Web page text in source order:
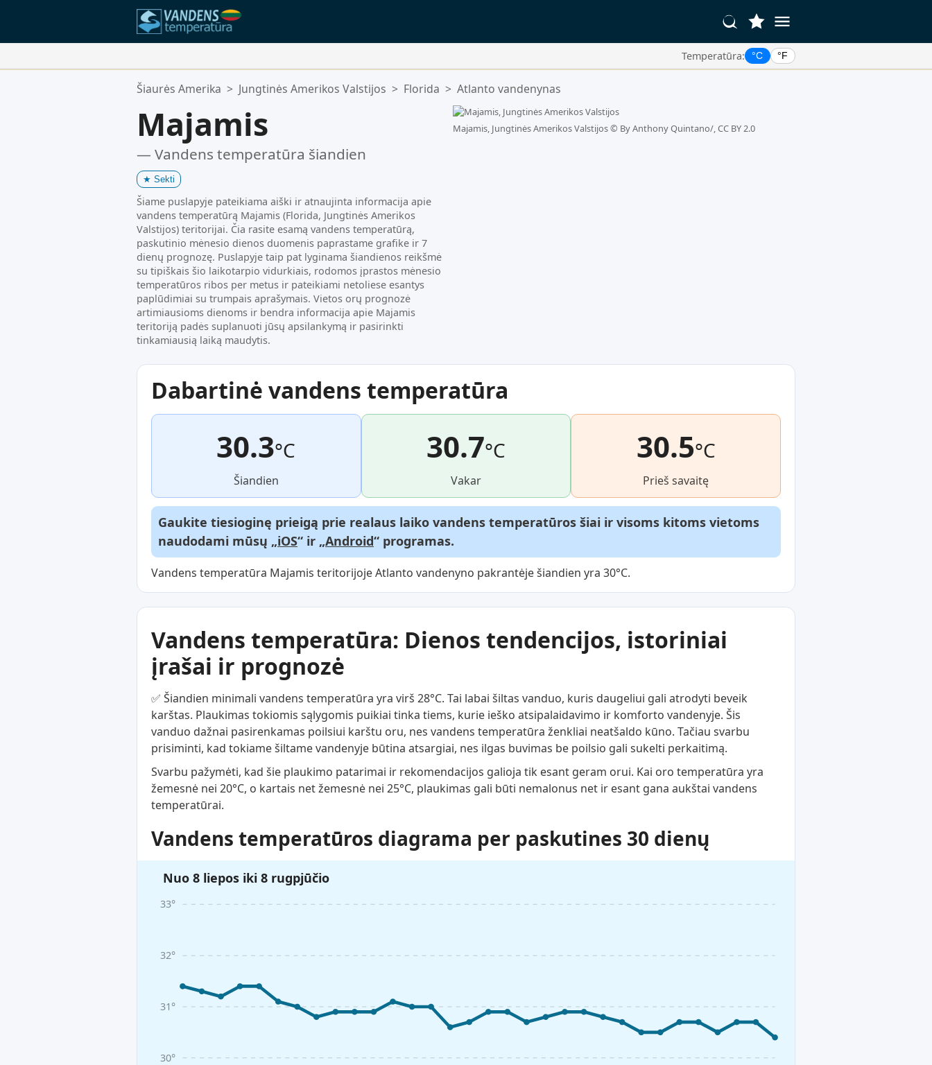
Temperatūra: °C °F
Jūsų Mėgstamiausios Vietos:
Šiaurės Amerika > Jungtinės Amerikos Valstijos > Florida > Atlanto vandenynas
Majamis
— Vandens temperatūra šiandien
★ Sekti
Šiame puslapyje pateikiama aiški ir atnaujinta informacija apie
vandens temperatūrą Majamis (Florida, Jungtinės Amerikos
Valstijos) teritorijai. Čia rasite esamą vandens temperatūrą,
paskutinio mėnesio dienos duomenis paprastame grafike ir 7
dienų prognozę. Puslapyje taip pat lyginama šiandienos reikšmė
su tipiškais šio laikotarpio vidurkiais, rodomos įprastos mėnesio
temperatūros ribos per metus ir pateikiami netoliese esantys
paplūdimiai su trumpais aprašymais. Vietos orų prognozė
artimiausioms dienoms ir bendra informacija apie Majamis
teritoriją padės suplanuoti jūsų apsilankymą ir pasirinkti
tinkamiausią laiką maudytis.
Majamis, Jungtinės Amerikos Valstijos © By Anthony Quintano/, CC BY 2.0
Dabartinė vandens temperatūra
30.3°C
Šiandien
30.7°C
Vakar
30.5°C
Prieš savaitę
Gaukite tiesioginę prieigą prie realaus laiko vandens temperatūros šiai ir visoms kitoms vietoms
naudodami mūsų „iOS“ ir „Android“ programas.
Vandens temperatūra Majamis teritorijoje Atlanto vandenyno pakrantėje šiandien yra 30°C.
Vandens temperatūra: Dienos tendencijos, istoriniai
įrašai ir prognozė
✅ Šiandien minimali vandens temperatūra yra virš 28°C. Tai labai šiltas vanduo, kuris daugeliui gali atrodyti beveik
karštas. Plaukimas tokiomis sąlygomis puikiai tinka tiems, kurie ieško atsipalaidavimo ir komforto vandenyje. Šis
vanduo dažnai pasirenkamas poilsiui karštu oru, nes vandens temperatūra ženkliai neatšaldo kūno. Tačiau svarbu
prisiminti, kad tokiame šiltame vandenyje būtina atsargiai, nes ilgas buvimas be poilsio gali sukelti perkaitimą.
Svarbu pažymėti, kad šie plaukimo patarimai ir rekomendacijos galioja tik esant geram orui. Kai oro temperatūra yra
žemesnė nei 20°C, o kartais net žemesnė nei 25°C, plaukimas gali būti nemalonus net ir esant gana aukštai vandens
temperatūrai.
Vandens temperatūros diagrama per paskutines 30 dienų
Nuo 8 liepos iki 8 rugpjūčio
30°
31°
32°
33°